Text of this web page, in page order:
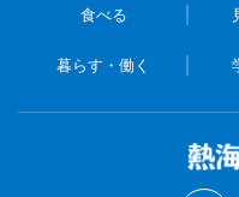
食べる
暮らす・働く